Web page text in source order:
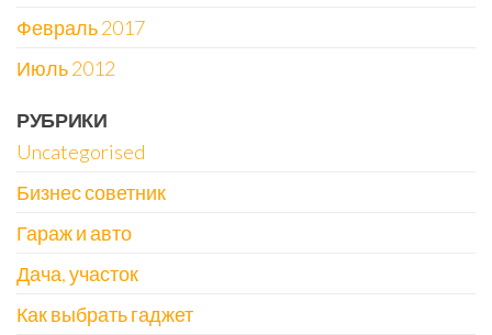
Февраль 2017
Июль 2012
РУБРИКИ
Uncategorised
Бизнес советник
Гараж и авто
Дача, участок
Как выбрать гаджет